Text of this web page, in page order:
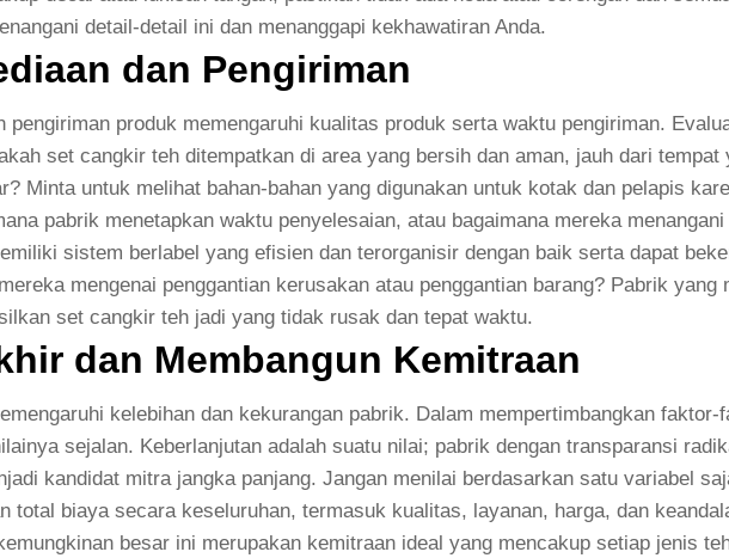
detail-detail ini dan menanggapi kekhawatiran Anda.
dan Pengiriman
produk memengaruhi kualitas produk serta waktu pengiriman.
set cangkir teh ditempatkan di area yang bersih dan aman, jauh dari tempat
Minta untuk melihat bahan-bahan yang digunakan untuk kotak dan pelapis
pabrik menetapkan waktu penyelesaian, atau bagaimana mereka
sistem berlabel yang efisien dan terorganisir dengan baik serta dapat
mengenai penggantian kerusakan atau penggantian barang? Pabrik yang
set cangkir teh jadi yang tidak rusak dan tepat waktu.
dan Membangun Kemitraan
kelebihan dan kekurangan pabrik. Dalam mempertimbangkan
sejalan. Keberlanjutan adalah suatu nilai; pabrik dengan transparansi
kandidat mitra jangka panjang. Jangan menilai berdasarkan satu variabel
total biaya secara keseluruhan, termasuk kualitas, layanan, harga, dan
besar ini merupakan kemitraan ideal yang mencakup setiap jenis